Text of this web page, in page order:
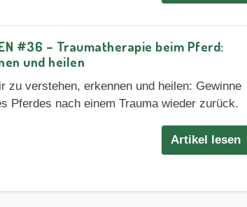
#36 – Traumatherapie beim Pferd:
und heilen
zu verstehen, erkennen und heilen: Gewinne
Pferdes nach einem Trauma wieder zurück.
Artikel lesen